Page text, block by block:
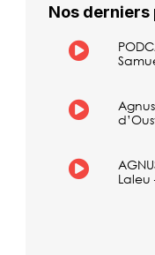
Nos derniers
Laleu